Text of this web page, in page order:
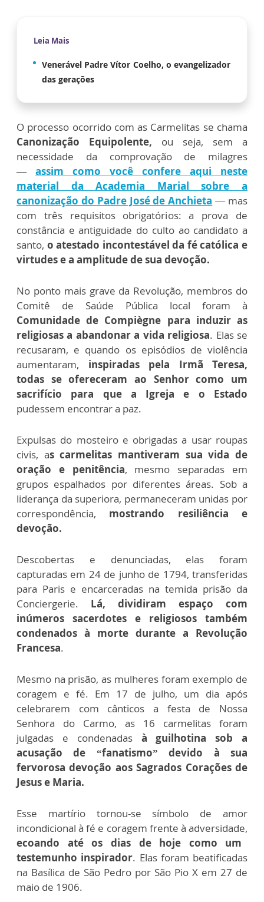
Leia Mais
Venerável Padre Vítor Coelho, o evangelizador
das gerações
O processo ocorrido com as Carmelitas se chama
Canonização Equipolente, ou seja, sem a
necessidade da comprovação de milagres
— assim como você confere aqui neste
material da Academia Marial sobre a
canonização do Padre José de Anchieta — mas
com três requisitos obrigatórios: a prova de
constância e antiguidade do culto ao candidato a
santo, o atestado incontestável da fé católica e
virtudes e a amplitude de sua devoção.
No ponto mais grave da Revolução, membros do
Comitê de Saúde Pública local foram à
Comunidade de Compiègne para induzir as
religiosas a abandonar a vida religiosa. Elas se
recusaram, e quando os episódios de violência
aumentaram, inspiradas pela Irmã Teresa,
todas se ofereceram ao Senhor como um
sacrifício para que a Igreja e o Estado
pudessem encontrar a paz.
Expulsas do mosteiro e obrigadas a usar roupas
civis, as carmelitas mantiveram sua vida de
oração e penitência, mesmo separadas em
grupos espalhados por diferentes áreas. Sob a
liderança da superiora, permaneceram unidas por
correspondência, mostrando resiliência e
devoção.
Descobertas e denunciadas, elas foram
capturadas em 24 de junho de 1794, transferidas
para Paris e encarceradas na temida prisão da
Conciergerie. Lá, dividiram espaço com
inúmeros sacerdotes e religiosos também
condenados à morte durante a Revolução
Francesa.
Mesmo na prisão, as mulheres foram exemplo de
coragem e fé. Em 17 de julho, um dia após
celebrarem com cânticos a festa de Nossa
Senhora do Carmo, as 16 carmelitas foram
julgadas e condenadasà guilhotina sob a
acusação de “fanatismo” devido à sua
fervorosa devoção aos Sagrados Corações de
Jesus e Maria.
Esse martírio tornou-se símbolo de amor
incondicional à fé e coragem frente à adversidade,
ecoando até os dias de hoje como um
testemunho inspirador. Elas foram beatificadas
na Basílica de São Pedro por São Pio X em 27 de
maio de 1906.